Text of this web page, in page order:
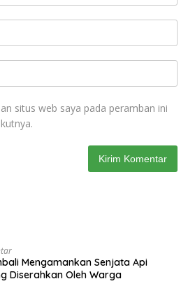
situs web saya pada peramban ini
Mengamankan Senjata Api
Diserahkan Oleh Warga